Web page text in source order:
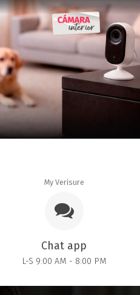
My Verisure
Chat app
L-S 9:00 AM - 8:00 PM